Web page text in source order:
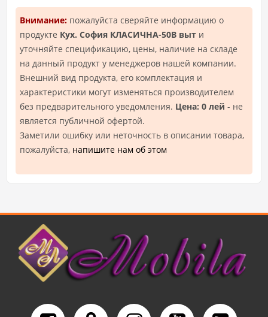
Внимание: пожалуйста сверяйте информацию о
продукте Кух. София КЛАСИЧНА-50В выт и
уточняйте спецификацию, цены, наличие на складе
на данный продукт у менеджеров нашей компании.
Внешний вид продукта, его комплектация и
характеристики могут изменяться производителем
без предварительного уведомления. Цена: 0 лей - не
является публичной офертой.
Заметили ошибку или неточность в описании товара,
пожалуйста, напишите нам об этом